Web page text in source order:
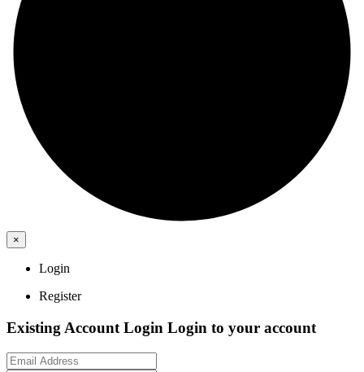
×
Login
Register
Existing Account Login Login to your account